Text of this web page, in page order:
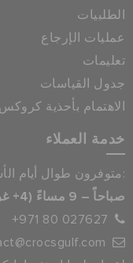
الطلبيات
عمليات الإرجاع
تعليمات
جدول القياسات
الاهتمام بأحذية
خدمة العملاء
متوفرون طوال أيام الأسبوع من:
9 صباحاً – 9 مساءً (4+ غرينتش)
+971 80 027627